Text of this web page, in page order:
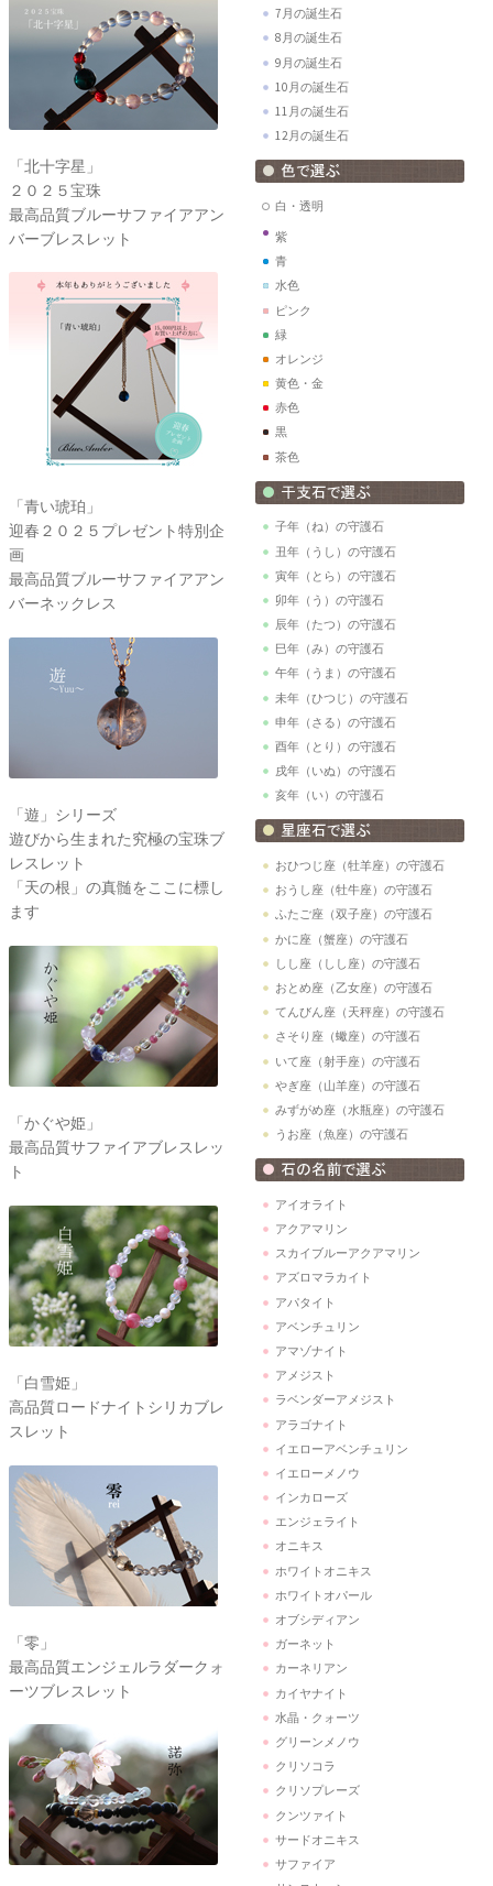
「北十字星」
２０２５宝珠
最高品質ブルーサファイアアン
バーブレスレット
「青い琥珀」
迎春２０２５プレゼント特別企
画
最高品質ブルーサファイアアン
バーネックレス
「遊」シリーズ
遊びから生まれた究極の宝珠ブ
レスレット
「天の根」の真髄をここに標し
ます
「かぐや姫」
最高品質サファイアブレスレッ
ト
「白雪姫」
高品質ロードナイトシリカブレ
スレット
「零」
最高品質エンジェルラダークォ
ーツブレスレット
7月の誕生石
8月の誕生石
9月の誕生石
10月の誕生石
11月の誕生石
12月の誕生石
白・透明
紫
青
水色
ピンク
緑
オレンジ
黄色・金
赤色
黒
茶色
子年（ね）の守護石
丑年（うし）の守護石
寅年（とら）の守護石
卯年（う）の守護石
辰年（たつ）の守護石
巳年（み）の守護石
午年（うま）の守護石
未年（ひつじ）の守護石
申年（さる）の守護石
酉年（とり）の守護石
戌年（いぬ）の守護石
亥年（い）の守護石
おひつじ座（牡羊座）の守護石
おうし座（牡牛座）の守護石
ふたご座（双子座）の守護石
かに座（蟹座）の守護石
しし座（しし座）の守護石
おとめ座（乙女座）の守護石
てんびん座（天秤座）の守護石
さそり座（蠍座）の守護石
いて座（射手座）の守護石
やぎ座（山羊座）の守護石
みずがめ座（水瓶座）の守護石
うお座（魚座）の守護石
アイオライト
アクアマリン
スカイブルーアクアマリン
アズロマラカイト
アパタイト
アベンチュリン
アマゾナイト
アメジスト
ラベンダーアメジスト
アラゴナイト
イエローアベンチュリン
イエローメノウ
インカローズ
エンジェライト
オニキス
ホワイトオニキス
ホワイトオパール
オブシディアン
ガーネット
カーネリアン
カイヤナイト
水晶・クォーツ
グリーンメノウ
クリソコラ
クリソプレーズ
クンツァイト
サードオニキス
サファイア